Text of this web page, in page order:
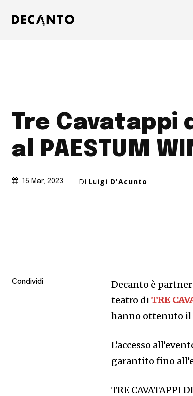
Tre Cavatappi
al PAESTUM
15 Mar, 2023 Di Luigi D'Acunto
Condividi
Decanto è partner
teatro diTRE
hanno ottenuto il
L’accesso
garantito fino
TRE CAVATAPPI